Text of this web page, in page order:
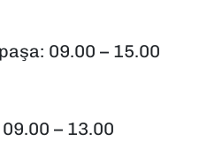
09.00 – 15.00
– 13.00